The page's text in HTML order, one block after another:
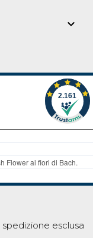

spedizione esclusa